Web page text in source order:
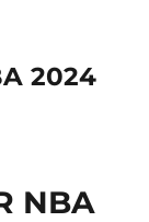
2024
NBA